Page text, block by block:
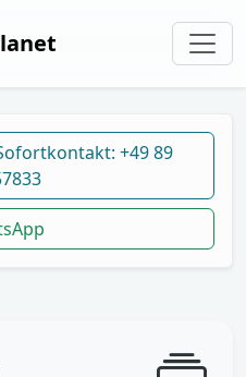
+49 89